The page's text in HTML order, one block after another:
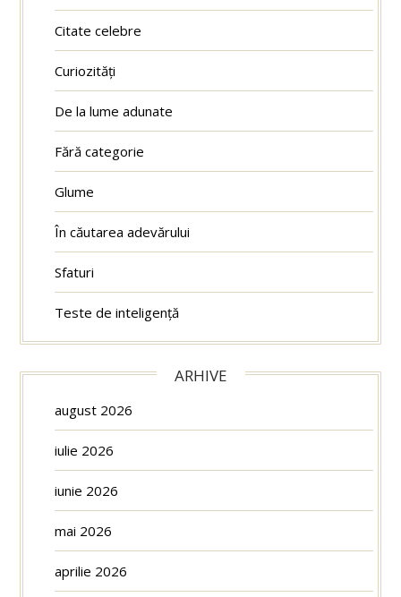
Citate celebre
Curiozități
De la lume adunate
Fără categorie
Glume
În căutarea adevărului
Sfaturi
Teste de inteligență
ARHIVE
august 2026
iulie 2026
iunie 2026
mai 2026
aprilie 2026